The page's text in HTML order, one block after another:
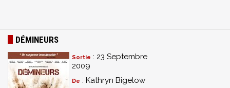
DÉMINEURS
Sortie : 23 Septembre
2009
De : Kathryn Bigelow